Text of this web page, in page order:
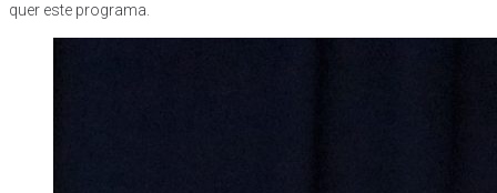
quer este programa.